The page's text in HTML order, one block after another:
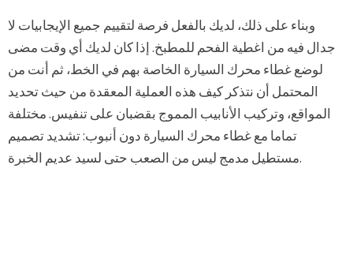
وبناء على ذلك، لديك بالفعل فرصة لتقييم جميع الإيجابيات لا
جدال فيه من اغطية الفحم للمطبخ. إذا كان لديك أي وقت مضى
لوضع غطاء محرك السيارة الخاصة بهم في الخط، ثم أنت من
المحتمل أن نتذكر كيف هذه العملية المعقدة من حيث تحديد
المواقع، وتركيب الأنابيب المموج بقضبان على تنفيس. مختلفة
تماما مع غطاء محرك السيارة دون أنبوب: تشديد تصميم
مستطيل مدمج ليس من الصعب حتى لسيد عديم الخبرة.